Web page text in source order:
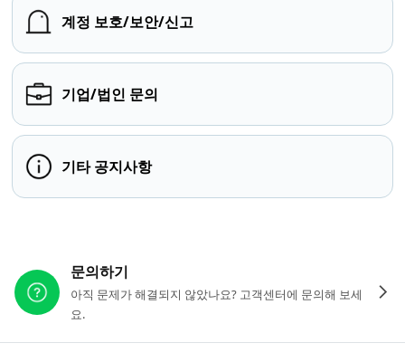
계정 보호/보안/신고
기업/법인 문의
기타 공지사항
문의하기
아직 문제가 해결되지 않았나요? 고객센터에 문의해 보세
요.